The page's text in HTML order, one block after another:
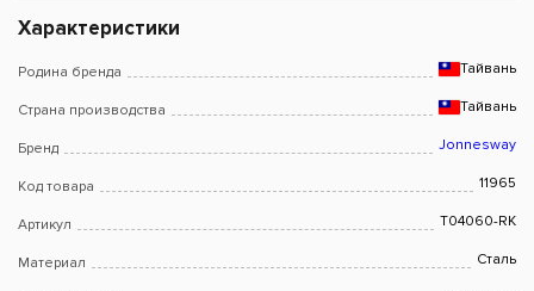
Характеристики
Родина бренда Тайвань
Страна производства Тайвань
Бренд Jonnesway
Код товара 11965
Артикул T04060-RK
Материал Сталь